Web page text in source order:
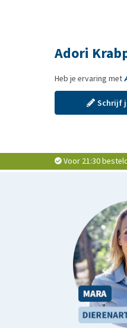
Adori
Heb je ervaring met
Schrijf
Voor 21:30